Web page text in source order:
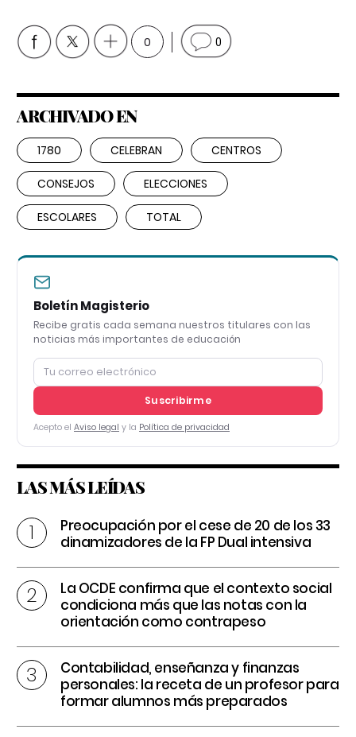
0 0
ARCHIVADO EN
1780 CELEBRAN CENTROS
CONSEJOS ELECCIONES
ESCOLARES TOTAL
Boletín Magisterio
Recibe gratis cada semana nuestros titulares con las
noticias más importantes de educación
Suscribirme
Acepto el Aviso legal y la Política de privacidad
LAS MÁS LEÍDAS
Preocupación por el cese de 20 de los 33
dinamizadores de la FP Dual intensiva
La OCDE confirma que el contexto social
condiciona más que las notas con la
orientación como contrapeso
Contabilidad, enseñanza y finanzas
personales: la receta de un profesor para
formar alumnos más preparados